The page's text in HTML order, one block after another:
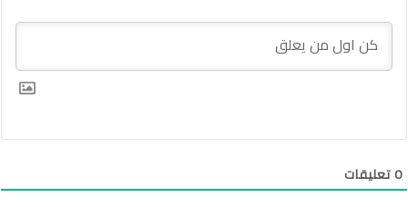
0تعليقات